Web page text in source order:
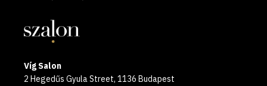
Víg Salon
2 Hegedűs Gyula Street, 1136 Budapest